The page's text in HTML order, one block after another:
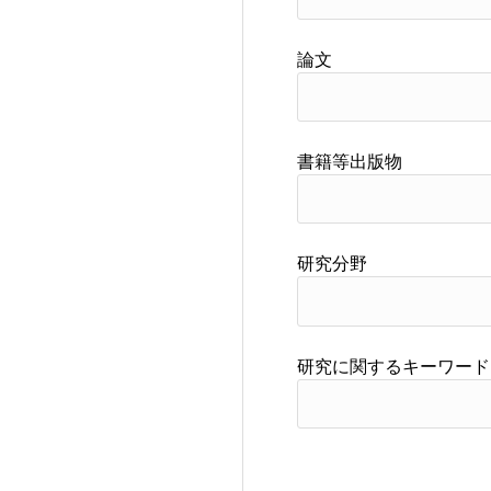
論文
書籍等出版物
研究分野
研究に関するキーワード